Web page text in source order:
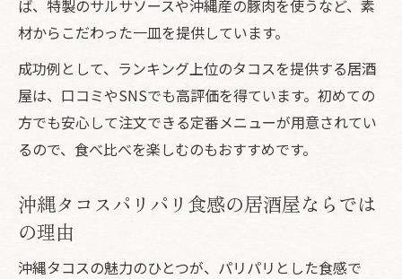
ば、特製のサルサソースや沖縄産の豚肉を使うなど、素
材からこだわった一皿を提供しています。
成功例として、ランキング上位のタコスを提供する居酒
屋は、口コミやSNSでも高評価を得ています。初めての
方でも安心して注文できる定番メニューが用意されてい
るので、食べ比べを楽しむのもおすすめです。
沖縄タコスパリパリ食感の居酒屋ならでは
の理由
沖縄タコスの魅力のひとつが、パリパリとした食感で